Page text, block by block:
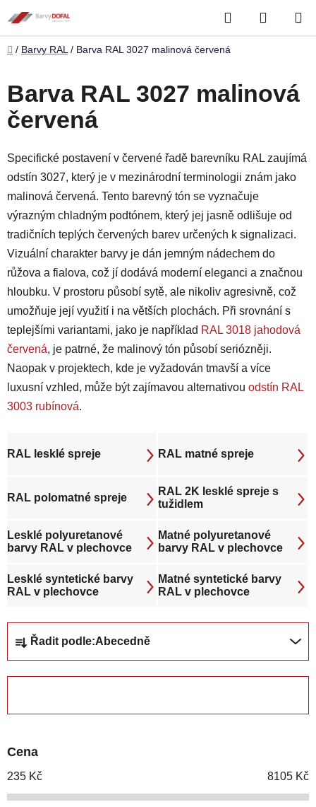
na
obsah
Hledat
KOŠÍK
Domů
/ Barvy RAL / Barva RAL 3027 malinová červená
Barva RAL 3027 malinová
červená
Specifické postavení v červené řadě barevníku RAL zaujímá
odstín 3027, který je v mezinárodní terminologii znám jako
malinová červená. Tento barevný tón se vyznačuje
výrazným chladným podtónem, který jej jasně odlišuje od
tradičních teplých červených barev určených k signalizaci.
Vizuální charakter barvy je dán jemným nádechem do
růžova a fialova, což jí dodává moderní eleganci a značnou
hloubku. V prostoru působí sytě, ale nikoliv agresivně, což
umožňuje její využití i na větších plochách. Při srovnání s
teplejšími variantami, jako je například RAL 3018 jahodová
červená, je patrné, že malinový tón působí seriózněji.
Naopak v projektech, kde je vyžadován tmavší a více
luxusní vzhled, může být zajímavou alternativou odstín RAL
3003 rubínová.
RAL lesklé spreje RAL matné spreje
RAL polomatné spreje
RAL 2K lesklé spreje s
tužidlem
Lesklé polyuretanové
barvy RAL v plechovce
Matné polyuretanové
barvy RAL v plechovce
Lesklé syntetické barvy
RAL v plechovce
Matné syntetické barvy
RAL v plechovce
r
o
d
Řadit podle:Abecedně
Cena
235 Kč 8105 Kč